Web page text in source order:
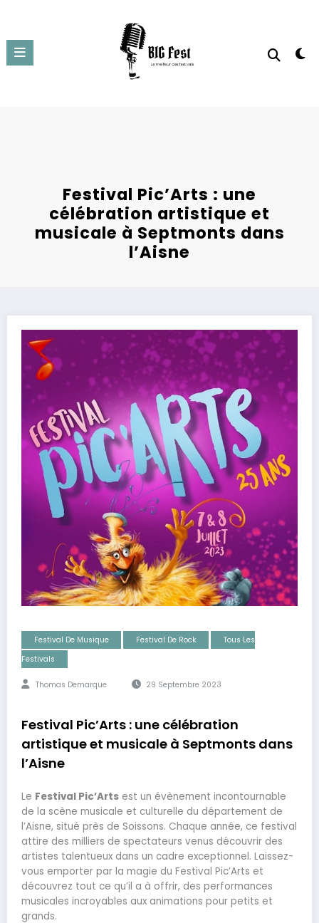
Festival Pic’Arts : une
célébration artistique et
musicale à Septmonts dans
l’Aisne
Festival De Musique Festival De Rock
Tous Les
Festivals
Thomas Demarque 29 Septembre 2023
Festival Pic’Arts : une célébration
artistique et musicale à Septmonts dans
l’Aisne
Le Festival Pic’Arts est un évènement incontournable
de la scène musicale et culturelle du département de
l’Aisne, situé près de Soissons. Chaque année, ce festival
attire des milliers de spectateurs venus découvrir des
artistes talentueux dans un cadre exceptionnel. Laissez-
vous emporter par la magie du Festival Pic’Arts et
découvrez tout ce qu’il a à offrir, des performances
musicales incroyables aux animations pour petits et
grands.